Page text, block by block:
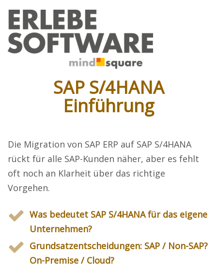
SAP S/4HANA
Einführung
Die Migration von SAP ERP auf SAP S/4HANA
rückt für alle SAP-Kunden näher, aber es fehlt
oft noch an Klarheit über das richtige
Vorgehen.
Was bedeutet SAP S/4HANA für das eigene
Unternehmen?
Grundsatzentscheidungen: SAP / Non-SAP?
On-Premise / Cloud?